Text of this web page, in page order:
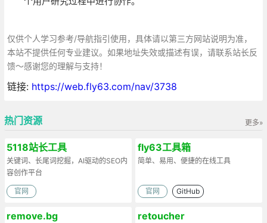
仅供个人学习参考/导航指引使用，具体请以第三方网站说明为准，
本站不提供任何专业建议。如果地址失效或描述有误，请联系站长反
馈～感谢您的理解与支持！
链接: https://web.fly63.com/nav/3738
更多»
热门资源
5118站长工具
关键词、长尾词挖掘，AI驱动的SEO内
容创作平台
官网
fly63工具箱
简单、易用、便捷的在线工具
官网 GitHub
remove.bg retoucher